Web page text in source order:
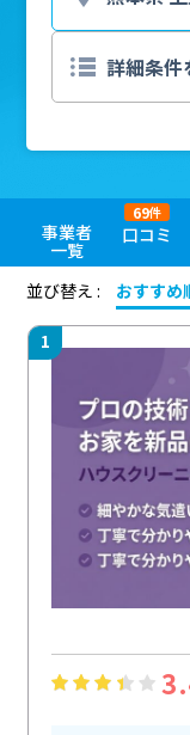
事業者
一覧
口コミ
69件
並び替え :
おすすめ
1